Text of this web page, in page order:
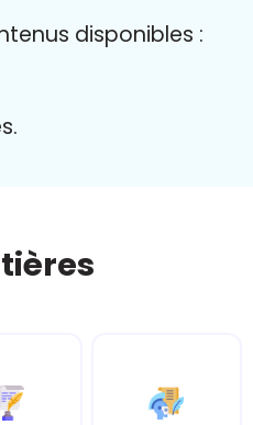
disponibles :